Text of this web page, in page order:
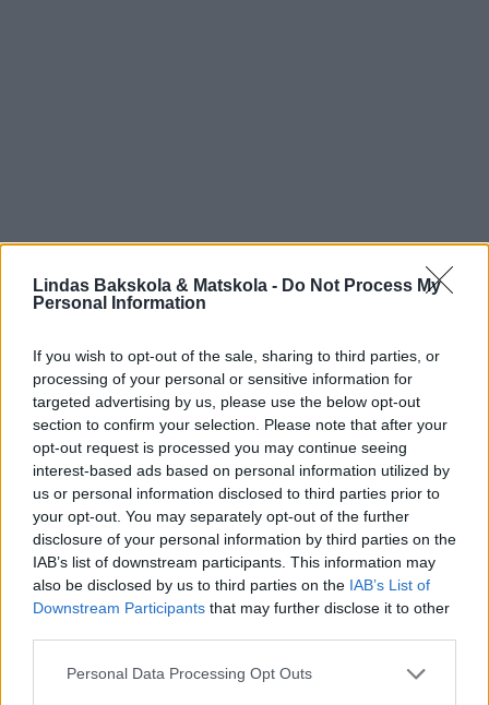
Lindas Bakskola & Matskola - Do Not Process My
Personal Information
If you wish to opt-out of the sale, sharing to third parties, or
processing of your personal or sensitive information for
targeted advertising by us, please use the below opt-out
section to confirm your selection. Please note that after your
opt-out request is processed you may continue seeing
interest-based ads based on personal information utilized by
us or personal information disclosed to third parties prior to
your opt-out. You may separately opt-out of the further
disclosure of your personal information by third parties on the
IAB’s list of downstream participants. This information may
also be disclosed by us to third parties on the IAB’s List of
Downstream Participants that may further disclose it to other
Personal Data Processing Opt Outs